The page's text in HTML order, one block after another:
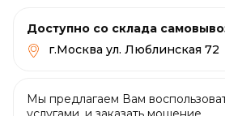
Доступно со склада
г.Москва ул. Люблинская 72
Мы предлагаем Вам